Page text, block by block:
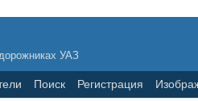
УАЗ
Поиск Регистрация